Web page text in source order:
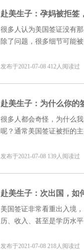
赴美生子：孕妈被拒签
很多人认为美国签证没有
除了问题，很多细节可能
发布于2021-07-08 412人阅读过
赴美生子：为什么你的
很多人都会奇怪，为什么
呢？通常美国签证被拒的
发布于2021-07-08 139人阅读过
赴美生子：次出国，如
美国签证非常看重出入境
历、收入、甚至是学历水
证，特此与大家分享！
发布于2021-07-08 218人阅读过